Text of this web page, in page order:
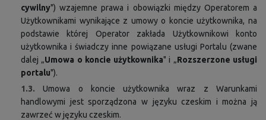
cywilny") wzajemne prawa i obowiązki między Operatorem a
Użytkownikami wynikające z umowy o koncie użytkownika, na
podstawie której Operator zakłada Użytkownikowi konto
użytkownika i świadczy inne powiązane usługi Portalu (zwane
dalej „Umowa o koncie użytkownika" i „Rozszerzone usługi
portalu").
1.3. Umowa o koncie użytkownika wraz z Warunkami
handlowymi jest sporządzona w języku czeskim i można ją
zawrzeć w języku czeskim.